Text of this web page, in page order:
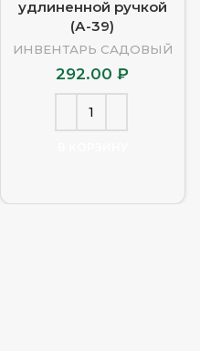
удлиненной ручкой
(А-39)
ИНВЕНТАРЬ САДОВЫЙ
292.00₽